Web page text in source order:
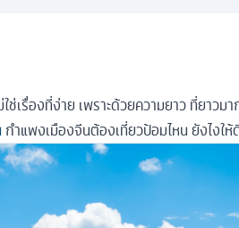
เรื่องที่ง่าย เพราะด้วยความยาว ที่ยาว
กำแพงเมืองจีนต้องเที่ยวป้อมไหน ยังไงให้